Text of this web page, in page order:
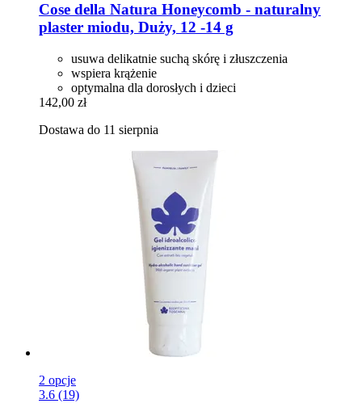
Cose della Natura Honeycomb -​ naturalny
plaster miodu, Duży, 12 -​14 g
usuwa delikatnie suchą skórę i złuszczenia
wspiera krążenie
optymalna dla dorosłych i dzieci
142,00 zł
Dostawa do 11 sierpnia
2 opcje
3.6 (19)